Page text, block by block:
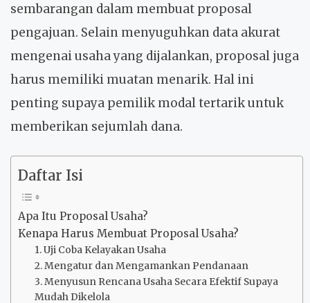
sembarangan dalam membuat proposal
pengajuan. Selain menyuguhkan data akurat
mengenai usaha yang dijalankan, proposal juga
harus memiliki muatan menarik. Hal ini
penting supaya pemilik modal tertarik untuk
memberikan sejumlah dana.
Daftar Isi
Apa Itu Proposal Usaha?
Kenapa Harus Membuat Proposal Usaha?
1. Uji Coba Kelayakan Usaha
2. Mengatur dan Mengamankan Pendanaan
3. Menyusun Rencana Usaha Secara Efektif Supaya
Mudah Dikelola